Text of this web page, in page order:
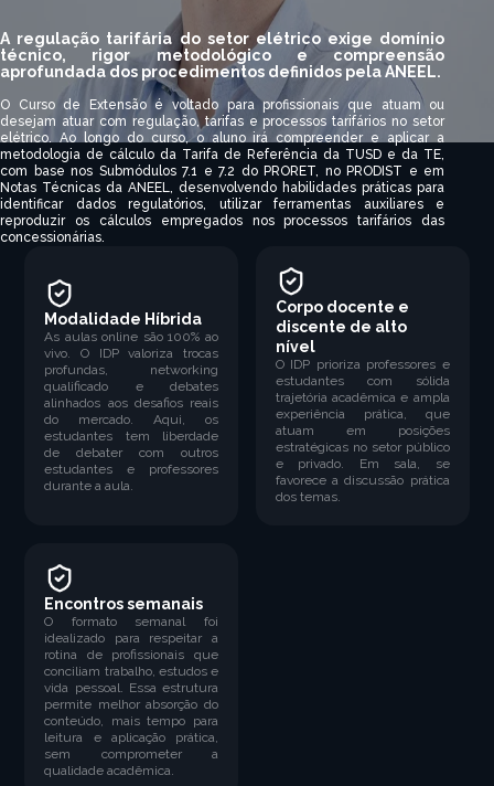
A regulação tarifária do setor elétrico exige domínio
técnico, rigor metodológico e compreensão
aprofundada dos procedimentos definidos pela ANEEL.
O Curso de Extensão é voltado para profissionais que atuam ou
desejam atuar com regulação, tarifas e processos tarifários no setor
elétrico. Ao longo do curso, o aluno irá compreender e aplicar a
metodologia de cálculo da Tarifa de Referência da TUSD e da TE,
com base nos Submódulos 7.1 e 7.2 do PRORET, no PRODIST e em
Notas Técnicas da ANEEL, desenvolvendo habilidades práticas para
identificar dados regulatórios, utilizar ferramentas auxiliares e
reproduzir os cálculos empregados nos processos tarifários das
concessionárias.
Modalidade Híbrida
As aulas online são 100% ao
vivo. O IDP valoriza trocas
profundas, networking
qualificado e debates
alinhados aos desafios reais
do mercado. Aqui, os
estudantes tem liberdade
de debater com outros
estudantes e professores
durante a aula.
Corpo docente e
discente de alto
nível
O IDP prioriza professores e
estudantes com sólida
trajetória acadêmica e ampla
experiência prática, que
atuam em posições
estratégicas no setor público
e privado. Em sala, se
favorece a discussão prática
dos temas.
Encontros semanais
O formato semanal foi
idealizado para respeitar a
rotina de profissionais que
conciliam trabalho, estudos e
vida pessoal. Essa estrutura
permite melhor absorção do
conteúdo, mais tempo para
leitura e aplicação prática,
sem comprometer a
qualidade acadêmica.